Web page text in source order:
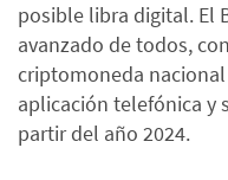
posible libra digital. El
avanzado de todos,
criptomoneda
aplicación telefónica y
partir del año 2024.